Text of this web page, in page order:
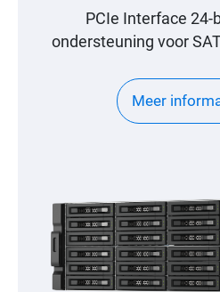
PCIe Interface 24-
ondersteuning voor
Meer